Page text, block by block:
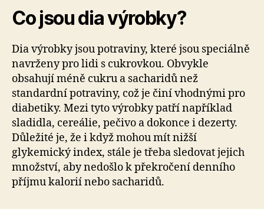
Co jsou dia výrobky?
Dia výrobky jsou potraviny, které jsou speciálně
navrženy pro lidi s cukrovkou. Obvykle
obsahují méně cukru a sacharidů než
standardní potraviny, což je činí vhodnými pro
diabetiky. Mezi tyto výrobky patří například
sladidla, cereálie, pečivo a dokonce i dezerty.
Důležité je, že i když mohou mít nižší
glykemický index, stále je třeba sledovat jejich
množství, aby nedošlo k překročení denního
příjmu kalorií nebo sacharidů.